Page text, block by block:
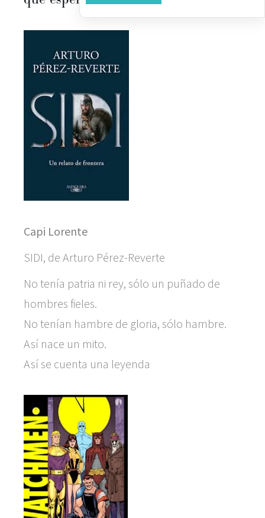
Capi Lorente
SIDI, de Arturo Pérez-Reverte
No tenía patria ni rey, sólo un puñado de
hombres fieles.
No tenían hambre de gloria, sólo hambre.
Así nace un mito.
Así se cuenta una leyenda